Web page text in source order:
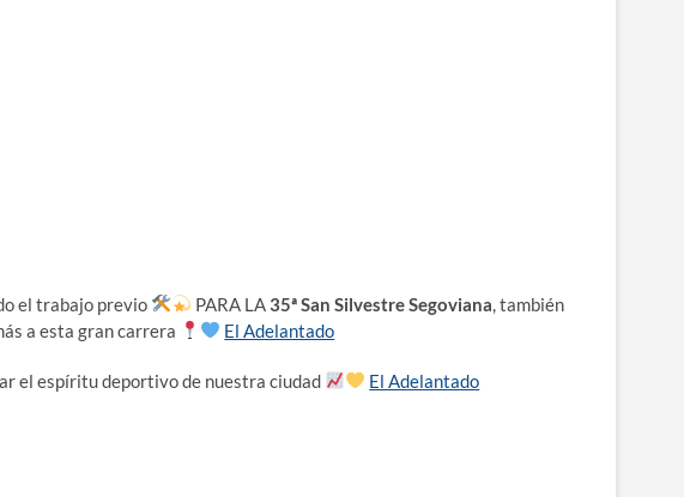
el trabajo previo PARA LA35ª San Silvestre Segoviana, también
a esta gran carrera El Adelantado
el espíritu deportivo de nuestra ciudad El Adelantado